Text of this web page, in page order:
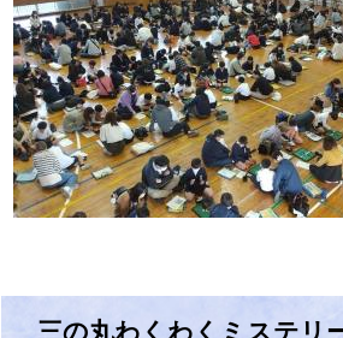
三の丸わくわくミステリ